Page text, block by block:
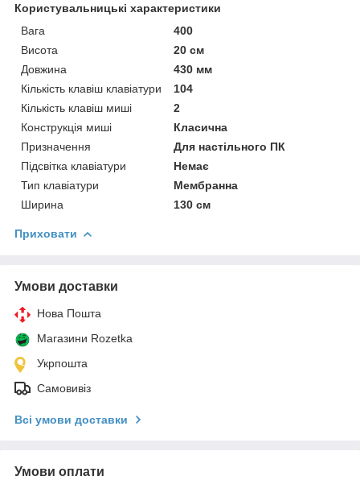
Користувальницькі характеристики
Вага
400
Висота
20 см
Довжина
430 мм
Кількість клавіш клавіатури
104
Кількість клавіш миші
2
Конструкція миші
Класична
Призначення
Для настільного ПК
Підсвітка клавіатури
Немає
Тип клавіатури
Мембранна
Ширина
130 см
Приховати
Умови доставки
Нова Пошта
Магазини Rozetka
Укрпошта
Самовивіз
Всі умови доставки
Умови оплати